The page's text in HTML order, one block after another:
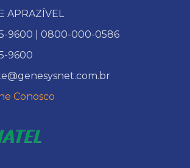
APRAZÍVEL
9600 | 0800-000-0586
9600
Conosco